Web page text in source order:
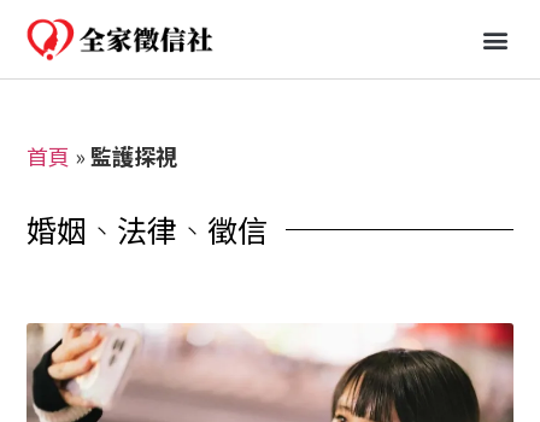
首頁 » 監護探視
婚姻 、 法律 、 徵信